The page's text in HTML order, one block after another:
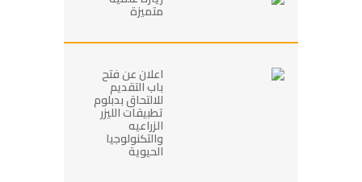
متميزة
اعلان عن فتح
باب التقديم
للالتحاق بدبلوم
تطبيقات الليزر
الزراعيه
والتكنولوجيا
الحيوية